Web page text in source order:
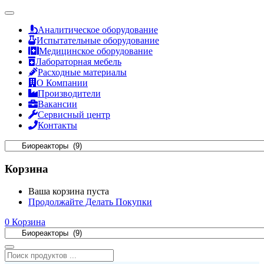
Аналитическое оборудование
Испытательные оборудование
Медицинское оборудование
Лабораторная мебель
Расходные материалы
О Компании
Производители
Вакансии
Сервисный центр
Контакты
Корзина
Ваша корзина пуста
Продолжайте Делать Покупки
0 Корзина